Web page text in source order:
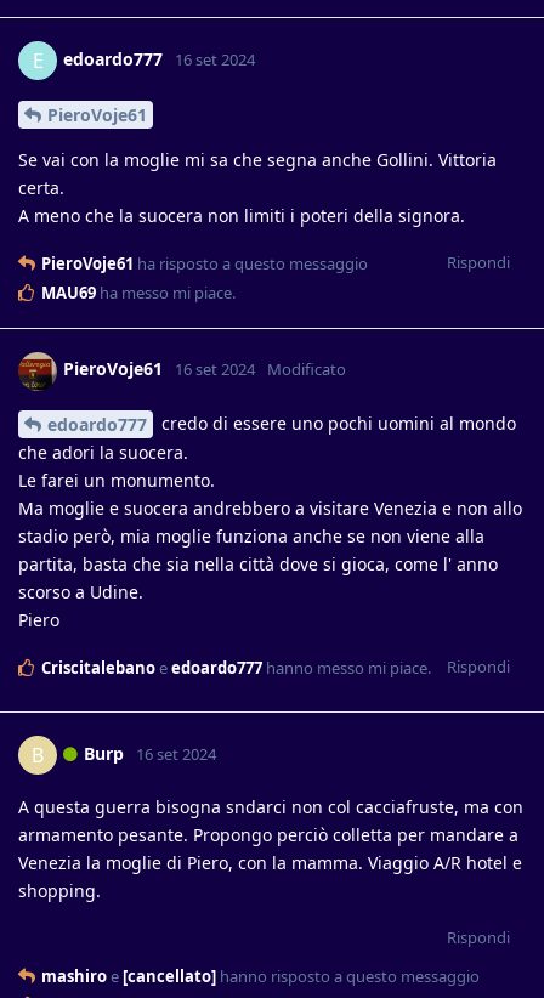
E edoardo777 16 set 2024
PieroVoje61
Se vai con la moglie mi sa che segna anche Gollini. Vittoria
certa.
A meno che la suocera non limiti i poteri della signora.
Rispondi
PieroVoje61 ha risposto a questo messaggio
MAU69 ha messo mi piace.
PieroVoje61 16 set 2024 Modificato
edoardo777
credo di essere uno pochi uomini al mondo
che adori la suocera.
Le farei un monumento.
Ma moglie e suocera andrebbero a visitare Venezia e non allo
stadio però, mia moglie funziona anche se non viene alla
partita, basta che sia nella città dove si gioca, come l' anno
scorso a Udine.
Piero
Rispondi
Criscitalebanoeedoardo777 hanno messo mi piace.
B Burp 16 set 2024
A questa guerra bisogna sndarci non col cacciafruste, ma con
armamento pesante. Propongo perciò colletta per mandare a
Venezia la moglie di Piero, con la mamma. Viaggio A/R hotel e
shopping.
Rispondi
mashiroe[cancellato] hanno risposto a questo messaggio